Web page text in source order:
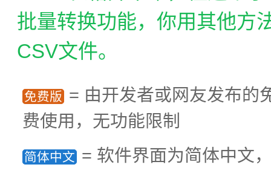
批量转换功能，你用其他方
CSV文件。
免费版
= 由开发者或网友发布的
费使用，无功能限制
简体中文 = 软件界面为简体中文